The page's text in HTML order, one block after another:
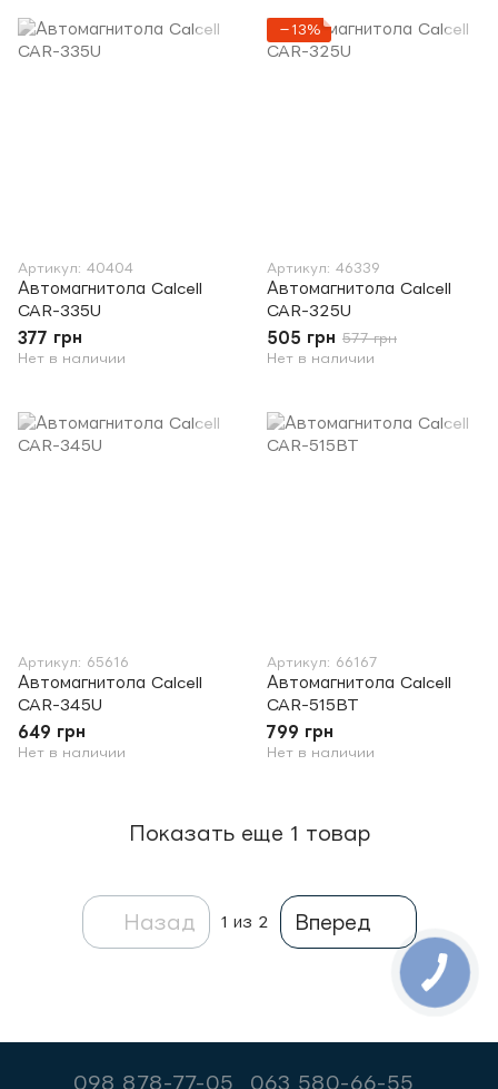
Артикул: 40404
Автомагнитола Calcell
CAR-335U
377 грн
Нет в наличии
−13%
Артикул: 46339
Автомагнитола Calcell
CAR-325U
505 грн 577 грн
Нет в наличии
Артикул: 65616
Автомагнитола Calcell
CAR-345U
649 грн
Нет в наличии
Артикул: 66167
Автомагнитола Calcell
CAR-515BT
799 грн
Нет в наличии
Показать еще 1 товар
Назад 1 из 2 Вперед
098 878-77-05 063 580-66-55